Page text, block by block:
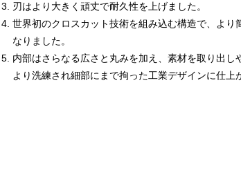
刃はより大きく頑丈で耐久性を上げました。
世界初のクロスカット技術を組み込む構造で、より
なりました。
内部はさらなる広さと丸みを加え、素材を取り出し
より洗練され細部にまで拘った工業デザインに仕上